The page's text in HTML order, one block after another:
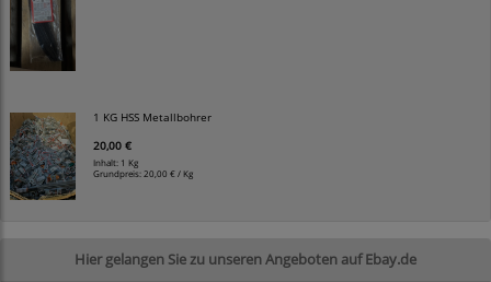
1 KG HSS Metallbohrer
20,00 €
Inhalt: 1 Kg
Grundpreis:20,00 € / Kg
Hier gelangen Sie zu unseren Angeboten auf Ebay.de